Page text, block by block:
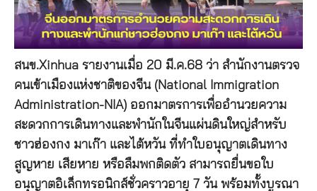
สนข.Xinhua รายงานเมื่อ 20 มี.ค.68 ว่า สำนักงานตรวจ
คนเข้าเมืองแห่งชาติของจีน (National Immigration
Administration-NIA) ออกมาตรการเพื่ออำนวยความ
สะดวกการเดินทางและพำนักในจีนแผ่นดินใหญ่สำหรับ
ชาวฮ่องกง มาเก๊า และไต้หวัน ที่ทำใบอนุญาตเดินทาง
สูญหาย เสียหาย หรือลืมพกติดตัว สามารถยื่นขอใบ
อนุญาตอิเล็กทรอนิกส์ชั่วคราวอายุ 7 วัน พร้อมทั้งบูรณา